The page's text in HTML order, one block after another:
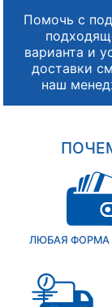
Помочь с
варианта и
доставки
наш
ЛЮБАЯ ФОРМА